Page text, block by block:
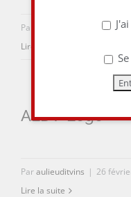
Par 26
Lire la suite
ALDV-Logo
Paraulieuditvins | 26
Lire la suite